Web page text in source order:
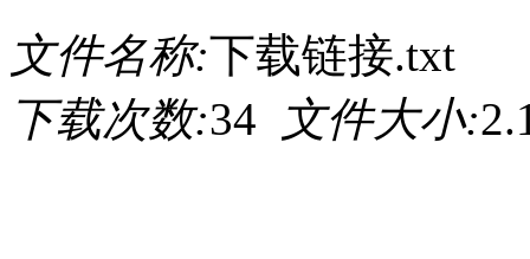
文件名称:下载链接.txt
下载次数:34 文件大小: